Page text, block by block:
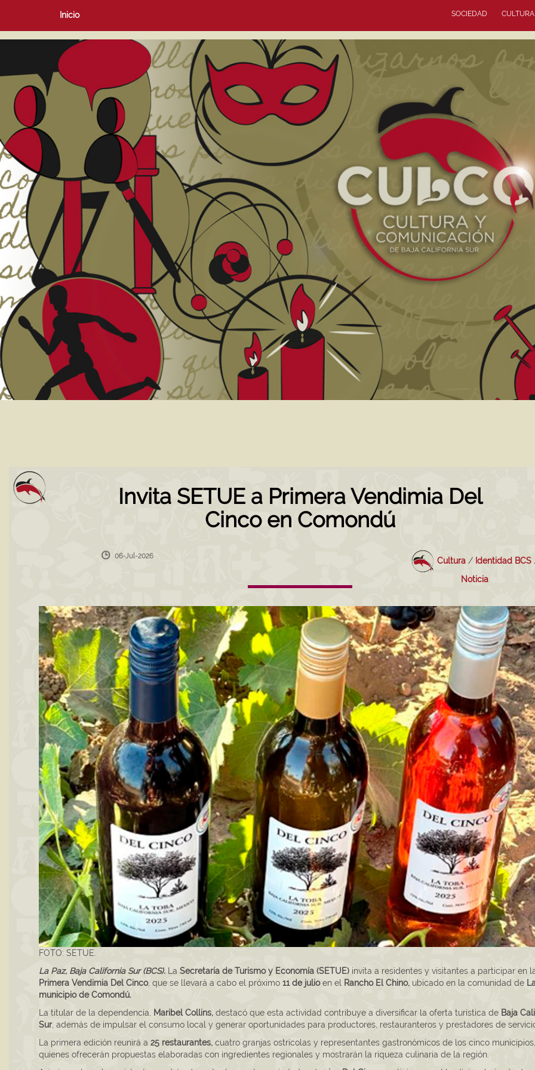
Inicio SOCIEDAD CULTURA
Invita SETUE a Primera Vendimia Del
Cinco en Comondú
06-Jul-2026 Cultura/ Identidad BCS
Noticia
FOTO: SETUE.
La Paz, Baja California Sur (BCS).
La Secretaría de Turismo y Economía (SETUE) invita a residentes y visitantes a participar en
Primera Vendimia Del Cinco, que se llevará a cabo el próximo 11 de julioen el Rancho El Chino, ubicado en la comunidad de
municipio de Comondú.
La titular de la dependencia,
Maribel Collins, destacó que esta actividad contribuye a diversificar la oferta turística de Baja
Sur, además de impulsar el consumo local y generar oportunidades para productores, restauranteros y prestadores de
La primera edición reunirá a 25 restaurantes, cuatro granjas ostrícolas y representantes gastronómicos de los cinco municipios,
quienes ofrecerán propuestas elaboradas con ingredientes regionales y mostrarán la riqueza culinaria de la región.